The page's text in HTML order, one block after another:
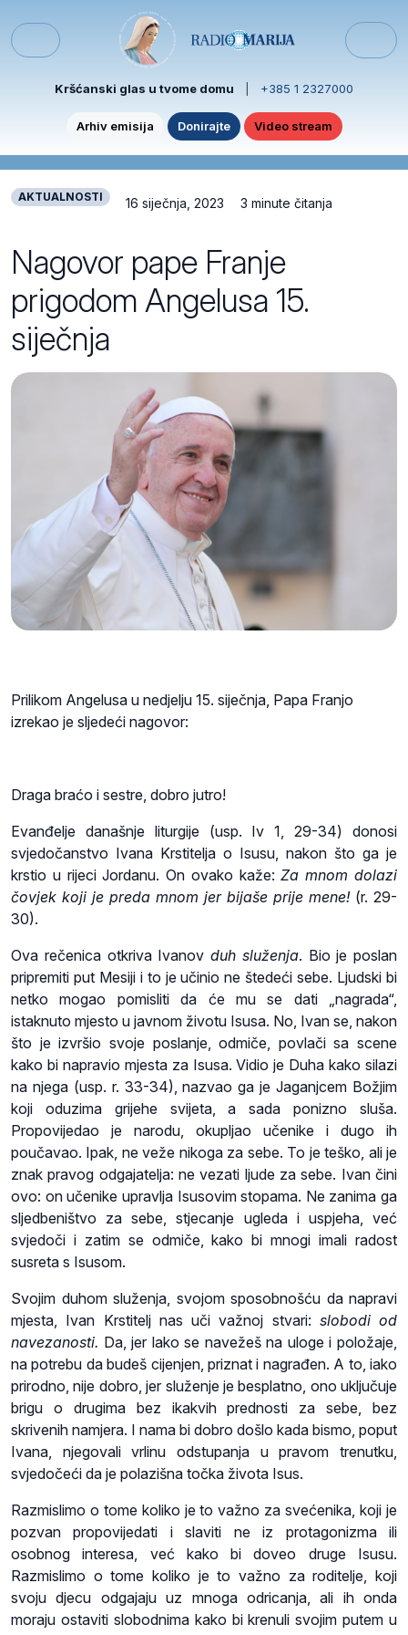
Menu
Kršćanski glas u tvome domu +385 1 2327000
Arhiv emisija Donirajte Video stream
AKTUALNOSTI 16 siječnja, 2023 3 minute čitanja
Nagovor pape Franje
prigodom Angelusa 15.
siječnja
Prilikom Angelusa u nedjelju 15. siječnja, Papa Franjo
izrekao je sljedeći nagovor:
Draga braćo i sestre, dobro jutro!
Evanđelje današnje liturgije (usp. Iv 1, 29-34) donosi
svjedočanstvo Ivana Krstitelja o Isusu, nakon što ga je
krstio u rijeci Jordanu. On ovako kaže:Za mnom dolazi
čovjek koji je preda mnom jer bijaše prije mene!(r. 29-
30).
Ova rečenica otkriva Ivanov duh služenja. Bio je poslan
pripremiti put Mesiji i to je učinio ne štedeći sebe. Ljudski bi
netko mogao pomisliti da će mu se dati „nagrada“,
istaknuto mjesto u javnom životu Isusa. No, Ivan se, nakon
što je izvršio svoje poslanje, odmiče, povlači sa scene
kako bi napravio mjesta za Isusa. Vidio je Duha kako silazi
na njega (usp. r. 33-34), nazvao ga je Jaganjcem Božjim
koji oduzima grijehe svijeta, a sada ponizno sluša.
Propovijedao je narodu, okupljao učenike i dugo ih
poučavao. Ipak, ne veže nikoga za sebe. To je teško, ali je
znak pravog odgajatelja: ne vezati ljude za sebe. Ivan čini
ovo: on učenike upravlja Isusovim stopama. Ne zanima ga
sljedbeništvo za sebe, stjecanje ugleda i uspjeha, već
svjedoči i zatim se odmiče, kako bi mnogi imali radost
susreta s Isusom.
Svojim duhom služenja, svojom sposobnošću da napravi
mjesta, Ivan Krstitelj nas uči važnoj stvari: slobodi od
navezanosti. Da, jer lako se navežeš na uloge i položaje,
na potrebu da budeš cijenjen, priznat i nagrađen. A to, iako
prirodno, nije dobro, jer služenje je besplatno, ono uključuje
brigu o drugima bez ikakvih prednosti za sebe, bez
skrivenih namjera. I nama bi dobro došlo kada bismo, poput
Ivana, njegovali vrlinu odstupanja u pravom trenutku,
svjedočeći da je polazišna točka života Isus.
Razmislimo o tome koliko je to važno za svećenika, koji je
pozvan propovijedati i slaviti ne iz protagonizma ili
osobnog interesa, već kako bi doveo druge Isusu.
Razmislimo o tome koliko je to važno za roditelje, koji
svoju djecu odgajaju uz mnoga odricanja, ali ih onda
moraju ostaviti slobodnima kako bi krenuli svojim putem u